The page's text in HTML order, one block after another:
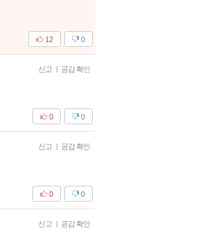
0
12
신고 | 공감 확인
0
0
신고 | 공감 확인
0
0
신고 | 공감 확인